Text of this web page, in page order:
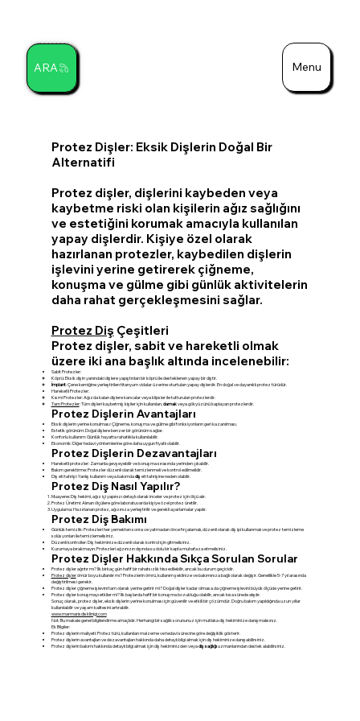
Menu
ARA
Protez Dişler: Eksik Dişlerin Doğal Bir
Alternatifi
Protez dişler, dişlerini kaybeden veya
kaybetme riski olan kişilerin ağız sağlığını
ve estetiğini korumak amacıyla kullanılan
yapay dişlerdir. Kişiye özel olarak
hazırlanan protezler, kaybedilen dişlerin
işlevini yerine getirerek çiğneme,
konuşma ve gülme gibi günlük aktivitelerin
daha rahat gerçekleşmesini sağlar.
Protez Diş Çeşitleri
Protez dişler, sabit ve hareketli olmak
üzere iki ana başlık altında incelenebilir:
Sabit Protezler:
Köprü: Eksik dişin yanındaki dişlere yapıştırılan bir köprü ile desteklenen yapay bir diştir.
İmplant: Çene kemiğine yerleştirilen titanyum vidalar üzerine oturtulan yapay dişlerdir. En doğal ve dayanıklı protez türüdür.
Hareketli Protezler:
Kısmi Protezler: Ağızda kalan dişlere kancalar veya klipsler ile tutturulan protezlerdir.
Tam Protezler: Tüm dişleri kaybetmiş kişiler için kullanılan, damakveya gökyüzünü kaplayan protezlerdir.
Protez Dişlerin Avantajları
Eksik dişlerin yerine konulması: Çiğneme, konuşma ve gülme gibi fonksiyonların geri kazanılması.
Estetik görünüm: Doğal dişlere benzer bir görünüm sağlar.
Konforlu kullanım: Günlük hayatta rahatlıkla kullanılabilir.
Ekonomik: Diğer tedavi yöntemlerine göre daha uygun fiyatlı olabilir.
Protez Dişlerin Dezavantajları
Hareketli protezler: Zamanla gevşeyebilir ve konuşma sırasında yerinden çıkabilir.
Bakım gerektirme: Protezler düzenli olarak temizlenmeli ve kontrol edilmelidir.
Diş eti tahrişi: Yanlış kullanım veya bakımdadiş eti tahrişine neden olabilir.
Protez Diş Nasıl Yapılır?
Muayene: Diş hekimi, ağız içi yapınızı detaylı olarak inceler ve protez için ölçü alır.
Protez Üretimi: Alınan ölçülere göre laboratuvarda kişiye özel protez üretilir.
Uygulama: Hazırlanan protez, ağızınıza yerleştirilir ve gerekli ayarlamalar yapılır.
Protez Diş Bakımı
Günlük temizlik: Protezleri her yemekten sonra ve yatmadan önce fırçalamalı, düzenli olarak diş ipi kullanmalı ve protez temizleme
solüsyonları ile temizlemelisiniz.
Düzenli kontroller: Diş hekiminize düzenli olarak kontrol için gitmelisiniz.
Kurumaya bırakmayın: Protezleri ağzınızın dışında su dolu bir kapta muhafaza etmelisiniz.
Protez Dişler Hakkında Sıkça Sorulan Sorular
Protez dişler ağrıtır mı? İlk birkaç gün hafif bir rahatsızlık hissedilebilir, ancak bu durum geçicidir.
Protez dişlerömür boyu kullanılır mı? Protezlerin ömrü, kullanım şeklinize ve bakımınıza bağlı olarak değişir. Genellikle 5-7 yıl arasında
değiştirilmesi gerekir.
Protez dişler çiğneme işlevini tam olarak yerine getirir mi? Doğal dişler kadar olmasa da çiğneme işlevini büyük ölçüde yerine getirir.
Protez dişler konuşmayı etkiler mi? İlk başlarda hafif bir konuşma bozukluğu olabilir, ancak kısa sürede alışılır.
Sonuç olarak, protez dişler, eksik dişlerin yerine konulması için güvenilir ve etkili bir çözümdür. Doğru bakım yapıldığında uzun yıllar
kullanılabilir ve yaşam kalitesini artırabilir.
www.marmarisdisklinigi.com
Not: Bu makale genel bilgilendirme amaçlıdır. Herhangi bir sağlık sorununuz için mutlaka diş hekiminize danışmalısınız.
Ek Bilgiler:
Protez dişlerin maliyeti: Protez türü, kullanılan malzeme ve tedavi sürecine göre değişiklik gösterir.
Protez dişlerin avantajları ve dezavantajları hakkında daha detaylı bilgi almak için diş hekiminize danışabilirsiniz.
Protez dişlerin bakımı hakkında detaylı bilgi almak için diş hekiminizden veyadiş sağlığıuzmanlarından destek alabilirsiniz.